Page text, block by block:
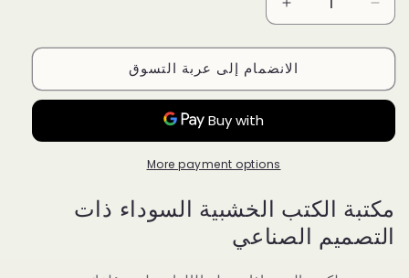
Decrease
quantity
for
كتب
من
4
طبقات
Increase
quantity
for
خزانة
كتب
بتصميم
كبيرة
من
طبقات
الانضمام إلى عربة التسوق
More payment options
مكتبة الكتب الخشبية السوداء ذات
التصميم الصناعي